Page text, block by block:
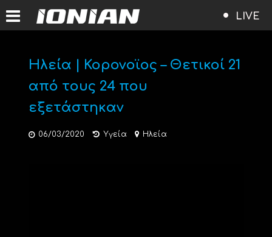
LIVE
Ηλεία | Κορονοϊος – Θετικοί 21
από τους 24 που
εξετάστηκαν
06/03/2020 Υγεία Ηλεία